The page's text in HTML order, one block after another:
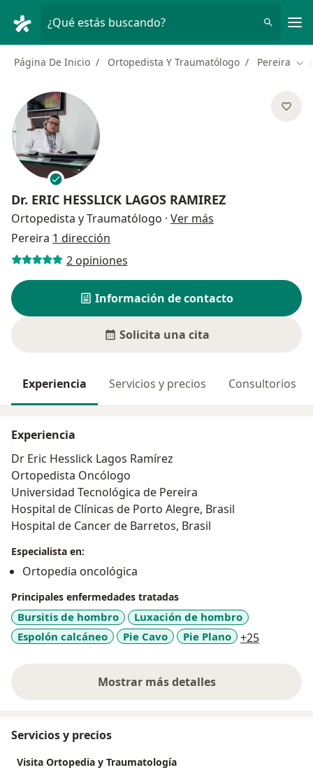
¿Qué estás buscando?
Página De Inicio Ortopedista Y Traumatólogo Pereira
Dr. ERIC HESSLICK LAGOS RAMIREZ
Ortopedista y Traumatólogo · Ver más
Pereira 1 dirección
2 opiniones
Información de contacto
Solicita una cita
Experiencia Servicios y precios Consultorios
Experiencia
Dr Eric Hesslick Lagos Ramírez
Ortopedista Oncólogo
Universidad Tecnológica de Pereira
Hospital de Clínicas de Porto Alegre, Brasil
Hospital de Cancer de Barretos, Brasil
Especialista en:
Ortopedia oncológica
Principales enfermedades tratadas
Bursitis de hombro
Luxación de hombro
Espolón calcáneo
Pie Cavo Pie Plano +25
Mostrar más detalles
sobre la experiencia
Servicios y precios
Visita Ortopedia y Traumatología